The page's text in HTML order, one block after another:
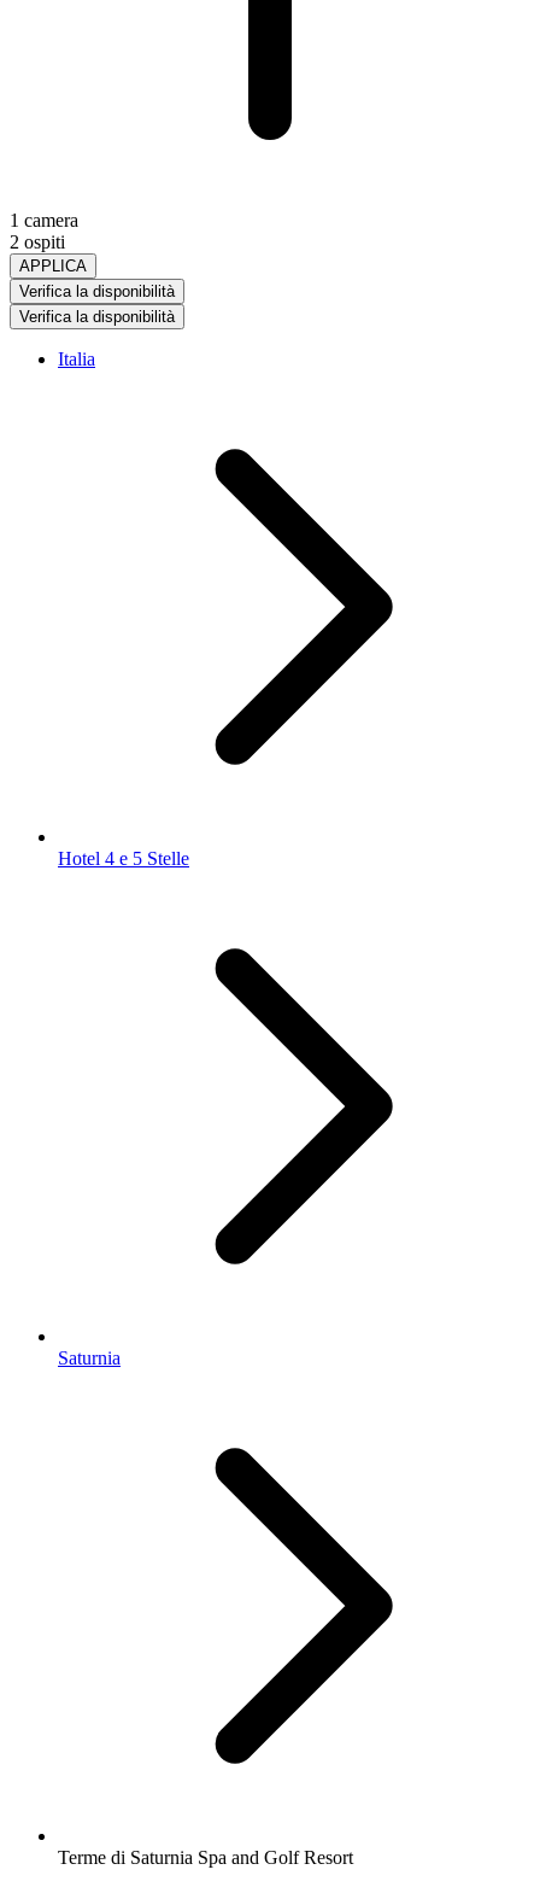
1 camera
2 ospiti
APPLICA
Verifica la disponibilità
Verifica la disponibilità
Italia
Hotel 4 e 5 Stelle
Saturnia
Terme di Saturnia Spa and Golf Resort